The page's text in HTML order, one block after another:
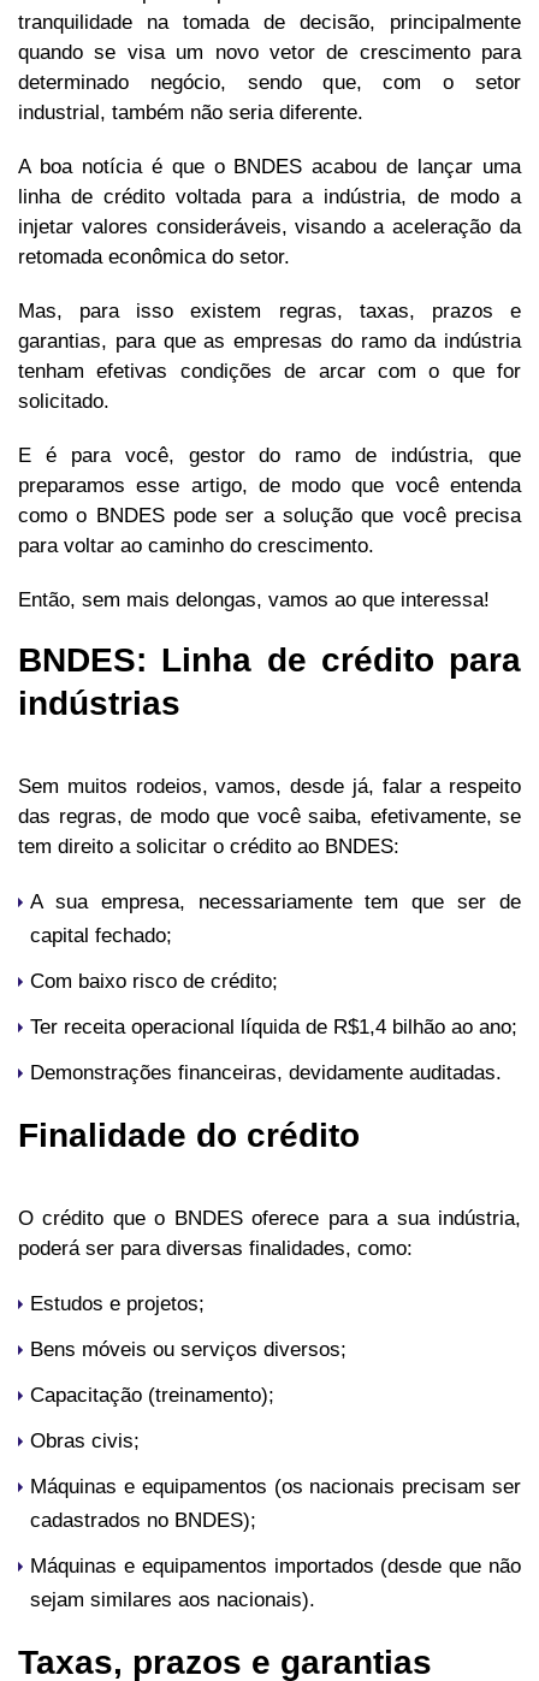
tranquilidade na tomada de decisão, principalmente
quando se visa um novo vetor de crescimento para
determinado negócio, sendo que, com o setor
industrial, também não seria diferente.
A boa notícia é que o BNDES acabou de lançar uma
linha de crédito voltada para a indústria, de modo a
injetar valores consideráveis, visando a aceleração da
retomada econômica do setor.
Mas, para isso existem regras, taxas, prazos e
garantias, para que as empresas do ramo da indústria
tenham efetivas condições de arcar com o que for
solicitado.
E é para você, gestor do ramo de indústria, que
preparamos esse artigo, de modo que você entenda
como o BNDES pode ser a solução que você precisa
para voltar ao caminho do crescimento.
Então, sem mais delongas, vamos ao que interessa!
BNDES: Linha de crédito para
indústrias
Sem muitos rodeios, vamos, desde já, falar a respeito
das regras, de modo que você saiba, efetivamente, se
tem direito a solicitar o crédito ao BNDES:
A sua empresa, necessariamente tem que ser de
capital fechado;
Com baixo risco de crédito;
Ter receita operacional líquida de R$1,4 bilhão ao ano;
Demonstrações financeiras, devidamente auditadas.
Finalidade do crédito
O crédito que o BNDES oferece para a sua indústria,
poderá ser para diversas finalidades, como:
Estudos e projetos;
Bens móveis ou serviços diversos;
Capacitação (treinamento);
Obras civis;
Máquinas e equipamentos (os nacionais precisam ser
cadastrados no BNDES);
Máquinas e equipamentos importados (desde que não
sejam similares aos nacionais).
Taxas, prazos e garantias